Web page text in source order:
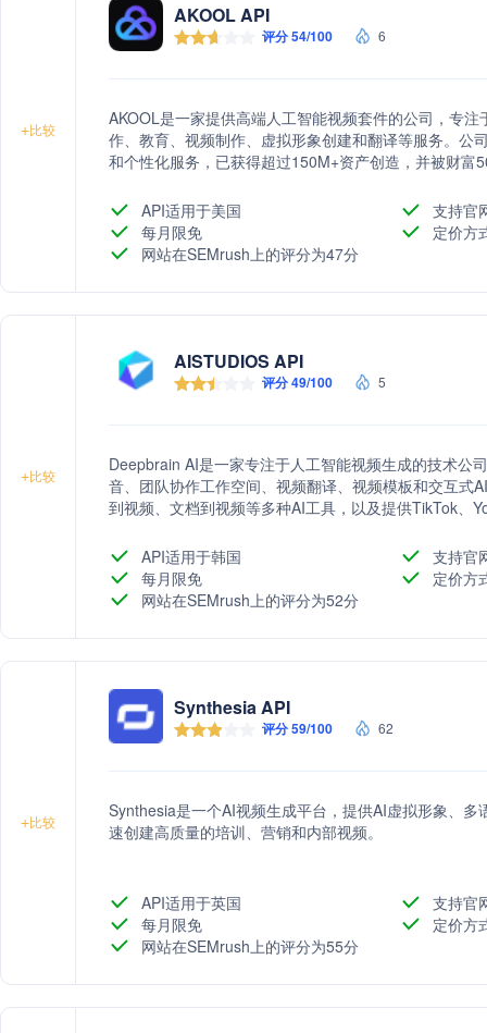
+比较
AKOOL API
评分 54/100 6
AKOOL是一家提供高端人工智能视频套件的公司，专
作、教育、视频制作、虚拟形象创建和翻译等服务。公
和个性化服务，已获得超过150M+资产创造，并被财富
API适用于美国
支持官
每月限免
定价方
网站在SEMrush上的评分为47分
+比较
AISTUDIOS API
评分 49/100 5
Deepbrain AI是一家专注于人工智能视频生成的技术公
音、团队协作工作空间、视频翻译、视频模板和交互式
到视频、文档到视频等多种AI工具，以及提供TikTok、
API适用于韩国
支持官
每月限免
定价方
网站在SEMrush上的评分为52分
+比较
Synthesia API
评分 59/100 62
Synthesia是一个AI视频生成平台，提供AI虚拟形象、
速创建高质量的培训、营销和内部视频。
API适用于英国
支持官
每月限免
定价方
网站在SEMrush上的评分为55分